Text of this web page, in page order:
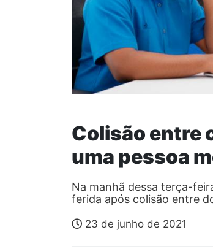
Colisão entre
uma pessoa
Na manhã dessa terça-
ferida após colisão entre
23 de junho de 2021